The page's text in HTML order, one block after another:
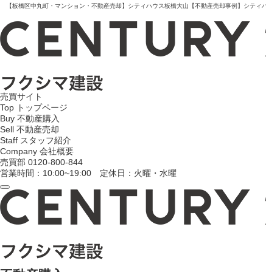
【板橋区中丸町・マンション・不動産売却】シティハウス板橋大山【不動産売却事例】シテ
売買サイト
Top トップページ
Buy 不動産購入
Sell 不動産売却
Staff スタッフ紹介
Company 会社概要
売買部 0120-800-844
営業時間：10:00~19:00 定休日：火曜・水曜